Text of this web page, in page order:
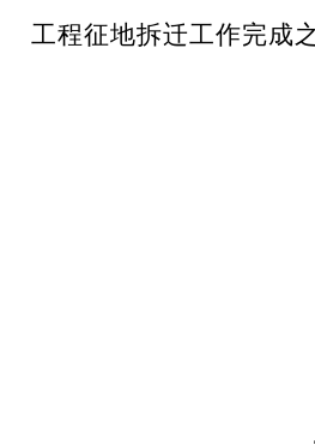
工程征地拆迁工作完成